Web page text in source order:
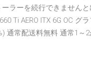
ーラーを続行できません
Ti AERO ITX 6G OC グ
通常配送料無料 通常1～